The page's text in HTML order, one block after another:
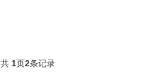
共 1页2条记录